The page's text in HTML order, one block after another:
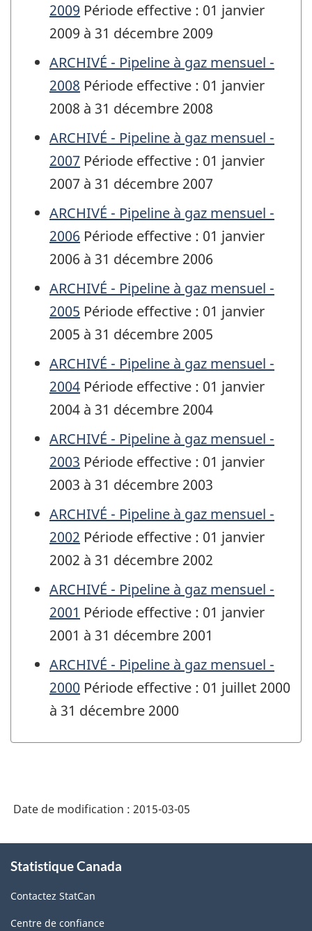
2009 Période effective : 01 janvier
2009 à 31 décembre 2009
ARCHIVÉ - Pipeline à gaz mensuel -
2008 Période effective : 01 janvier
2008 à 31 décembre 2008
ARCHIVÉ - Pipeline à gaz mensuel -
2007 Période effective : 01 janvier
2007 à 31 décembre 2007
ARCHIVÉ - Pipeline à gaz mensuel -
2006 Période effective : 01 janvier
2006 à 31 décembre 2006
ARCHIVÉ - Pipeline à gaz mensuel -
2005 Période effective : 01 janvier
2005 à 31 décembre 2005
ARCHIVÉ - Pipeline à gaz mensuel -
2004 Période effective : 01 janvier
2004 à 31 décembre 2004
ARCHIVÉ - Pipeline à gaz mensuel -
2003 Période effective : 01 janvier
2003 à 31 décembre 2003
ARCHIVÉ - Pipeline à gaz mensuel -
2002 Période effective : 01 janvier
2002 à 31 décembre 2002
ARCHIVÉ - Pipeline à gaz mensuel -
2001 Période effective : 01 janvier
2001 à 31 décembre 2001
ARCHIVÉ - Pipeline à gaz mensuel -
2000 Période effective : 01 juillet 2000
à 31 décembre 2000
Date de modification : 2015-03-05
propos
ce
site
Statistique Canada
Contactez StatCan
Centre de confiance